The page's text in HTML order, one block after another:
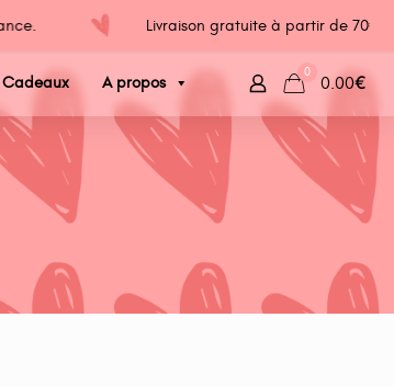
Livraison gratuite à partir de 70€
A propos
0
0.00€